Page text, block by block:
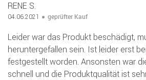
RENE S.
04.06.2021 geprüfter Kauf
Leider war das Produkt beschädigt,
heruntergefallen sein. Ist leider erst
festgestellt worden. Ansonsten war
schnell und die Produktqualität ist